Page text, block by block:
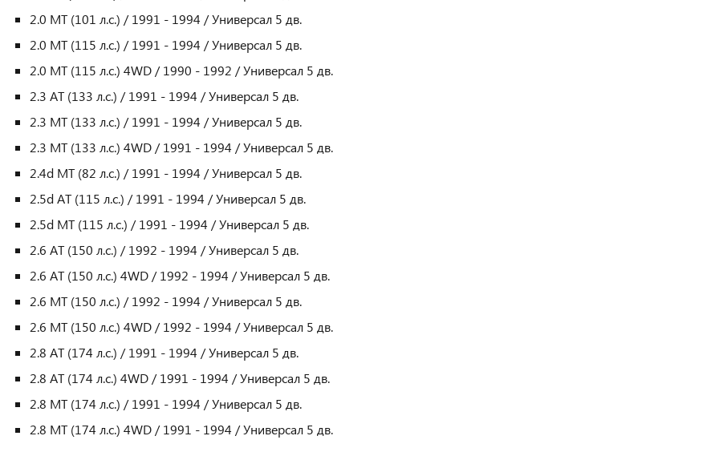
2.0 MT (101 л.с.) / 1991 - 1994 / Универсал 5 дв.
2.0 MT (115 л.с.) / 1991 - 1994 / Универсал 5 дв.
2.0 MT (115 л.с.) 4WD / 1990 - 1992 / Универсал 5 дв.
2.3 AT (133 л.с.) / 1991 - 1994 / Универсал 5 дв.
2.3 MT (133 л.с.) / 1991 - 1994 / Универсал 5 дв.
2.3 MT (133 л.с.) 4WD / 1991 - 1994 / Универсал 5 дв.
2.4d MT (82 л.с.) / 1991 - 1994 / Универсал 5 дв.
2.5d AT (115 л.с.) / 1991 - 1994 / Универсал 5 дв.
2.5d MT (115 л.с.) / 1991 - 1994 / Универсал 5 дв.
2.6 AT (150 л.с.) / 1992 - 1994 / Универсал 5 дв.
2.6 AT (150 л.с.) 4WD / 1992 - 1994 / Универсал 5 дв.
2.6 MT (150 л.с.) / 1992 - 1994 / Универсал 5 дв.
2.6 MT (150 л.с.) 4WD / 1992 - 1994 / Универсал 5 дв.
2.8 AT (174 л.с.) / 1991 - 1994 / Универсал 5 дв.
2.8 AT (174 л.с.) 4WD / 1991 - 1994 / Универсал 5 дв.
2.8 MT (174 л.с.) / 1991 - 1994 / Универсал 5 дв.
2.8 MT (174 л.с.) 4WD / 1991 - 1994 / Универсал 5 дв.